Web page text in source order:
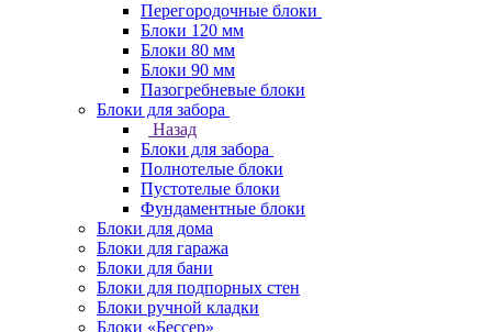
Перегородочные блоки
Блоки 120 мм
Блоки 80 мм
Блоки 90 мм
Пазогребневые блоки
Блоки для забора
Назад
Блоки для забора
Полнотелые блоки
Пустотелые блоки
Фундаментные блоки
Блоки для дома
Блоки для гаража
Блоки для бани
Блоки для подпорных стен
Блоки ручной кладки
Блоки «Бессер»